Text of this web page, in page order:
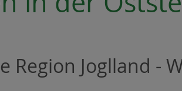
Region Joglland -